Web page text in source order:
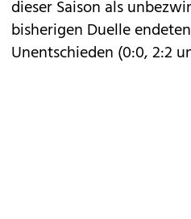
dieser Saison als
bisherigen Duelle
Unentschieden (0:0, 2:2